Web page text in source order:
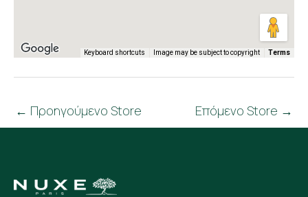
Keyboard shortcuts Image may be subject to copyright Terms
← Προηγούμενο Store Επόμενο Store →